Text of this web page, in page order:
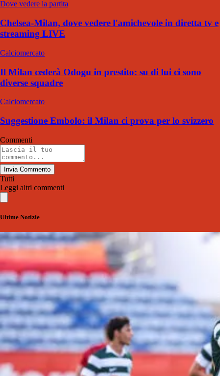
Dove vedere la partita
Chelsea-Milan, dove vedere l'amichevole in diretta tv e
streaming LIVE
Calciomercato
Il Milan cederà Odogu in prestito: su di lui ci sono
diverse squadre
Calciomercato
Suggestione Embolo: il Milan ci prova per lo svizzero
Commenti
Invia Commento
Tutti
Leggi altri commenti
Ultime Notizie